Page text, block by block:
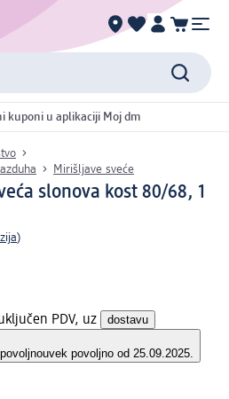
kuponi u aplikaciji Moj dm
Mirišljave sveće
slonova kost 80/68, 1
)
PDV, uz dostavu
uvek povoljno od 25.09.2025.